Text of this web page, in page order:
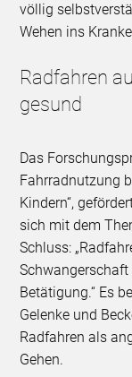
völlig
Wehen ins
Radfahren
gesund
Das
Fahrradnutzung
Kindern“,
sich mit dem
Schluss:
Betätigung.“ Es
Gelenke und
Radfahren als
Gehen.